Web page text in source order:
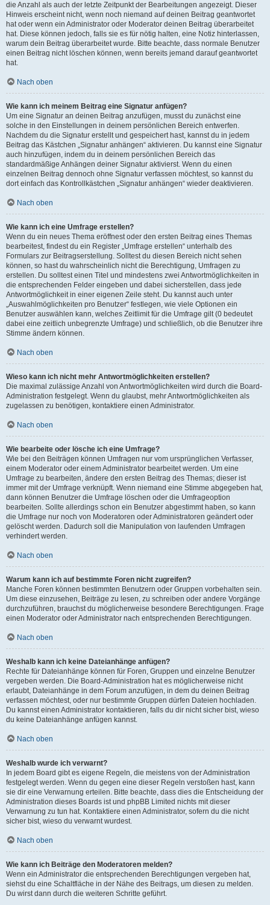
die Anzahl als auch der letzte Zeitpunkt der Bearbeitungen angezeigt. Dieser
Hinweis erscheint nicht, wenn noch niemand auf deinen Beitrag geantwortet
hat oder wenn ein Administrator oder Moderator deinen Beitrag überarbeitet
hat. Diese können jedoch, falls sie es für nötig halten, eine Notiz hinterlassen,
warum dein Beitrag überarbeitet wurde. Bitte beachte, dass normale Benutzer
einen Beitrag nicht löschen können, wenn bereits jemand darauf geantwortet
hat.
Nach oben
Wie kann ich meinem Beitrag eine Signatur anfügen?
Um eine Signatur an deinen Beitrag anzufügen, musst du zunächst eine
solche in den Einstellungen in deinem persönlichen Bereich entwerfen.
Nachdem du die Signatur erstellt und gespeichert hast, kannst du in jedem
Beitrag das Kästchen „Signatur anhängen“ aktivieren. Du kannst eine Signatur
auch hinzufügen, indem du in deinem persönlichen Bereich das
standardmäßige Anhängen deiner Signatur aktivierst. Wenn du einen
einzelnen Beitrag dennoch ohne Signatur verfassen möchtest, so kannst du
dort einfach das Kontrollkästchen „Signatur anhängen“ wieder deaktivieren.
Nach oben
Wie kann ich eine Umfrage erstellen?
Wenn du ein neues Thema eröffnest oder den ersten Beitrag eines Themas
bearbeitest, findest du ein Register „Umfrage erstellen“ unterhalb des
Formulars zur Beitragserstellung. Solltest du diesen Bereich nicht sehen
können, so hast du wahrscheinlich nicht die Berechtigung, Umfragen zu
erstellen. Du solltest einen Titel und mindestens zwei Antwortmöglichkeiten in
die entsprechenden Felder eingeben und dabei sicherstellen, dass jede
Antwortmöglichkeit in einer eigenen Zeile steht. Du kannst auch unter
„Auswahlmöglichkeiten pro Benutzer“ festlegen, wie viele Optionen ein
Benutzer auswählen kann, welches Zeitlimit für die Umfrage gilt (0 bedeutet
dabei eine zeitlich unbegrenzte Umfrage) und schließlich, ob die Benutzer ihre
Stimme ändern können.
Nach oben
Wieso kann ich nicht mehr Antwortmöglichkeiten erstellen?
Die maximal zulässige Anzahl von Antwortmöglichkeiten wird durch die Board-
Administration festgelegt. Wenn du glaubst, mehr Antwortmöglichkeiten als
zugelassen zu benötigen, kontaktiere einen Administrator.
Nach oben
Wie bearbeite oder lösche ich eine Umfrage?
Wie bei den Beiträgen können Umfragen nur vom ursprünglichen Verfasser,
einem Moderator oder einem Administrator bearbeitet werden. Um eine
Umfrage zu bearbeiten, ändere den ersten Beitrag des Themas; dieser ist
immer mit der Umfrage verknüpft. Wenn niemand eine Stimme abgegeben hat,
dann können Benutzer die Umfrage löschen oder die Umfrageoption
bearbeiten. Sollte allerdings schon ein Benutzer abgestimmt haben, so kann
die Umfrage nur noch von Moderatoren oder Administratoren geändert oder
gelöscht werden. Dadurch soll die Manipulation von laufenden Umfragen
verhindert werden.
Nach oben
Warum kann ich auf bestimmte Foren nicht zugreifen?
Manche Foren können bestimmten Benutzern oder Gruppen vorbehalten sein.
Um diese einzusehen, Beiträge zu lesen, zu schreiben oder andere Vorgänge
durchzuführen, brauchst du möglicherweise besondere Berechtigungen. Frage
einen Moderator oder Administrator nach entsprechenden Berechtigungen.
Nach oben
Weshalb kann ich keine Dateianhänge anfügen?
Rechte für Dateianhänge können für Foren, Gruppen und einzelne Benutzer
vergeben werden. Die Board-Administration hat es möglicherweise nicht
erlaubt, Dateianhänge in dem Forum anzufügen, in dem du deinen Beitrag
verfassen möchtest, oder nur bestimmte Gruppen dürfen Dateien hochladen.
Du kannst einen Administrator kontaktieren, falls du dir nicht sicher bist, wieso
du keine Dateianhänge anfügen kannst.
Nach oben
Weshalb wurde ich verwarnt?
In jedem Board gibt es eigene Regeln, die meistens von der Administration
festgelegt werden. Wenn du gegen eine dieser Regeln verstoßen hast, kann
sie dir eine Verwarnung erteilen. Bitte beachte, dass dies die Entscheidung der
Administration dieses Boards ist und phpBB Limited nichts mit dieser
Verwarnung zu tun hat. Kontaktiere einen Administrator, sofern du die nicht
sicher bist, wieso du verwarnt wurdest.
Nach oben
Wie kann ich Beiträge den Moderatoren melden?
Wenn ein Administrator die entsprechenden Berechtigungen vergeben hat,
siehst du eine Schaltfläche in der Nähe des Beitrags, um diesen zu melden.
Du wirst dann durch die weiteren Schritte geführt.